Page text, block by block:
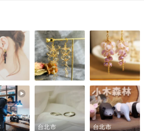
藝術風格，發展出匠心獨運的各式鼻煙
放異彩，成為清代藝術的重要標志之一。
台北市 台北市